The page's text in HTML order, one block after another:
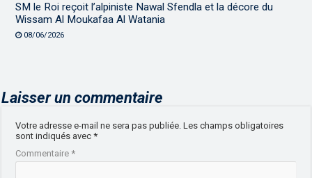
SM le Roi reçoit l’alpiniste Nawal Sfendla et la décore du
Wissam Al Moukafaa Al Watania
08/06/2026
Laisser un commentaire
Votre adresse e-mail ne sera pas publiée. Les champs obligatoires
sont indiqués avec*
Commentaire*